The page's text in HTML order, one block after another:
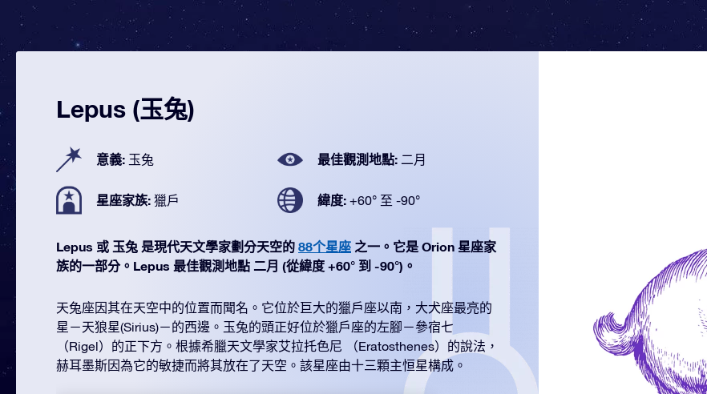
Lepus (玉兔)
意義: 玉兔 最佳觀測地點: 二月
星座家族: 獵戶 緯度: +60° 至 -90°
Lepus 或 玉兔 是現代天文學家劃分天空的 88个星座 之一。它是 Orion 星座家
族的一部分。Lepus 最佳觀測地點 二月 (從緯度 +60° 到 -90°)。
天兔座因其在天空中的位置而聞名。它位於巨大的獵戶座以南，大犬座最亮的
星－天狼星(Sirius)－的西邊。玉兔的頭正好位於獵戶座的左腳－參宿七
（Rigel）的正下方。根據希臘天文學家艾拉托色尼 （Eratosthenes）的說法，
赫耳墨斯因為它的敏捷而將其放在了天空。該星座由十三顆主恒星構成。